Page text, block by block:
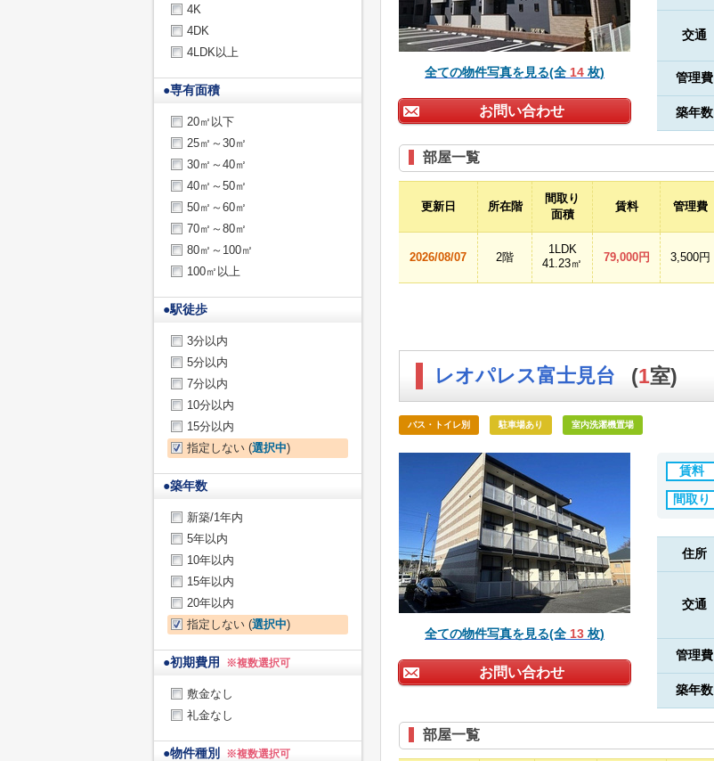
全ての物件写真を見る(全 14 枚)
お問い合わせ
交通
管理費
築年数
部屋一覧
更新日 所在階
間取り
面積
賃料 管理費
2026/08/07 2階
1LDK
41.23㎡
79,000円 3,500円
レオパレス富士見台 (1室)
バス・トイレ別 駐車場あり 室内洗濯機置場
全ての物件写真を見る(全 13 枚)
お問い合わせ
賃料
間取り
住所
交通
管理費
築年数
部屋一覧
4K
4DK
4LDK以上
●専有面積
20㎡以下
25㎡～30㎡
30㎡～40㎡
40㎡～50㎡
50㎡～60㎡
70㎡～80㎡
80㎡～100㎡
100㎡以上
●駅徒歩
3分以内
5分以内
7分以内
10分以内
15分以内
指定しない (選択中)
●築年数
新築/1年内
5年以内
10年以内
15年以内
20年以内
指定しない (選択中)
●初期費用 ※複数選択可
敷金なし
礼金なし
●物件種別 ※複数選択可